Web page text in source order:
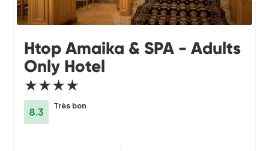
Htop Amaika & SPA - Adults
Only Hotel
★★★★
8.3
Très bon